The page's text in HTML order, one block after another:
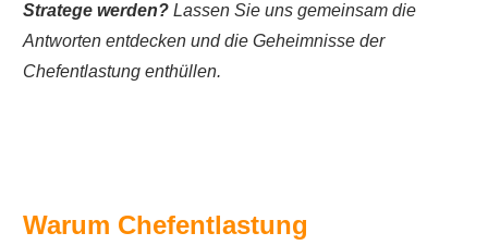
Stratege werden? Lassen Sie uns gemeinsam die
Antworten entdecken und die Geheimnisse der
Chefentlastung enthüllen.
Warum Chefentlastung